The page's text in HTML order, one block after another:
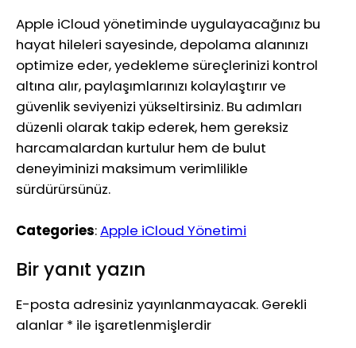
Apple iCloud yönetiminde uygulayacağınız bu
hayat hileleri sayesinde, depolama alanınızı
optimize eder, yedekleme süreçlerinizi kontrol
altına alır, paylaşımlarınızı kolaylaştırır ve
güvenlik seviyenizi yükseltirsiniz. Bu adımları
düzenli olarak takip ederek, hem gereksiz
harcamalardan kurtulur hem de bulut
deneyiminizi maksimum verimlilikle
sürdürürsünüz.
Categories:Apple iCloud Yönetimi
Bir yanıt yazın
E-posta adresiniz yayınlanmayacak. Gerekli
alanlar * ile işaretlenmişlerdir